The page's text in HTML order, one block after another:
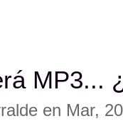
en china + mi visceralidad.
MP3...
en Mar,